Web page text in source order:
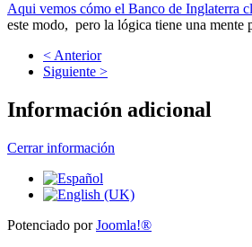
Aqui vemos cómo el Banco de Inglaterra
este modo, pero la lógica tiene una mente
< Anterior
Siguiente >
Información adicional
Cerrar información
Potenciado porJoomla!®